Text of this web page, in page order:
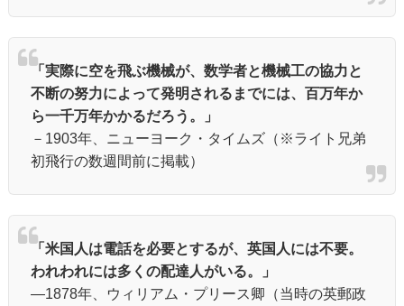
「実際に空を飛ぶ機械が、数学者と機械工の協力と
不断の努力によって発明されるまでには、百万年か
ら一千万年かかるだろう。」
－1903年、ニューヨーク・タイムズ（※ライト兄弟
初飛行の数週間前に掲載）
「米国人は電話を必要とするが、英国人には不要。
われわれには多くの配達人がいる。」
―1878年、ウィリアム・プリース卿（当時の英郵政